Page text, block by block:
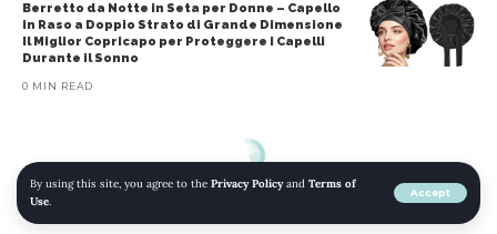
By using this site, you agree to the Privacy Policyand Terms of
Use.
Accept
Berretto da Notte in Seta per Donne – Capello
in Raso a Doppio Strato di Grande Dimensione
Il Miglior Copricapo per Proteggere i Capelli
Durante il Sonno
0 MIN READ